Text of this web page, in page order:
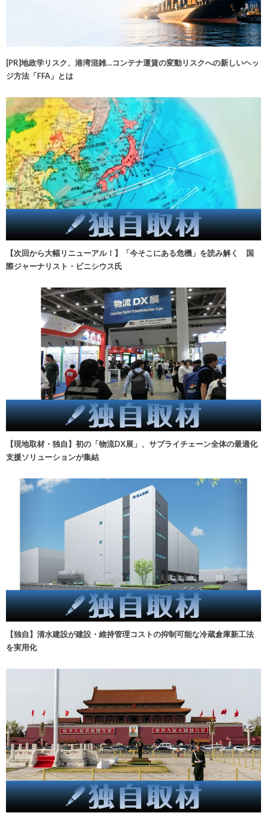
[PR]地政学リスク、港湾混雑…コンテナ運賃の変動リスクへの新しいヘッ
ジ方法「FFA」とは
【次回から大幅リニューアル！】「今そこにある危機」を読み解く 国
際ジャーナリスト・ビニシウス氏
【現地取材・独自】初の「物流DX展」、サプライチェーン全体の最適化
支援ソリューションが集結
【独自】清水建設が建設・維持管理コストの抑制可能な冷蔵倉庫新工法
を実用化